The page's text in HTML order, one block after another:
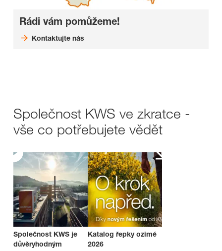
Rádi vám pomůžeme!
Kontaktujte nás
Společnost KWS ve zkratce -
vše co potřebujete vědět
Společnost KWS je
důvěryhodným
Katalog řepky ozimé
2026